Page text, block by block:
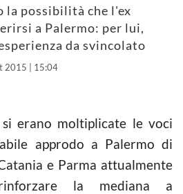
la possibilità che l'ex
a Palermo: per lui,
da svincolato
2015 | 15:04
erano moltiplicate le voci
approdo a Palermo di
e Parma attualmente
la mediana a